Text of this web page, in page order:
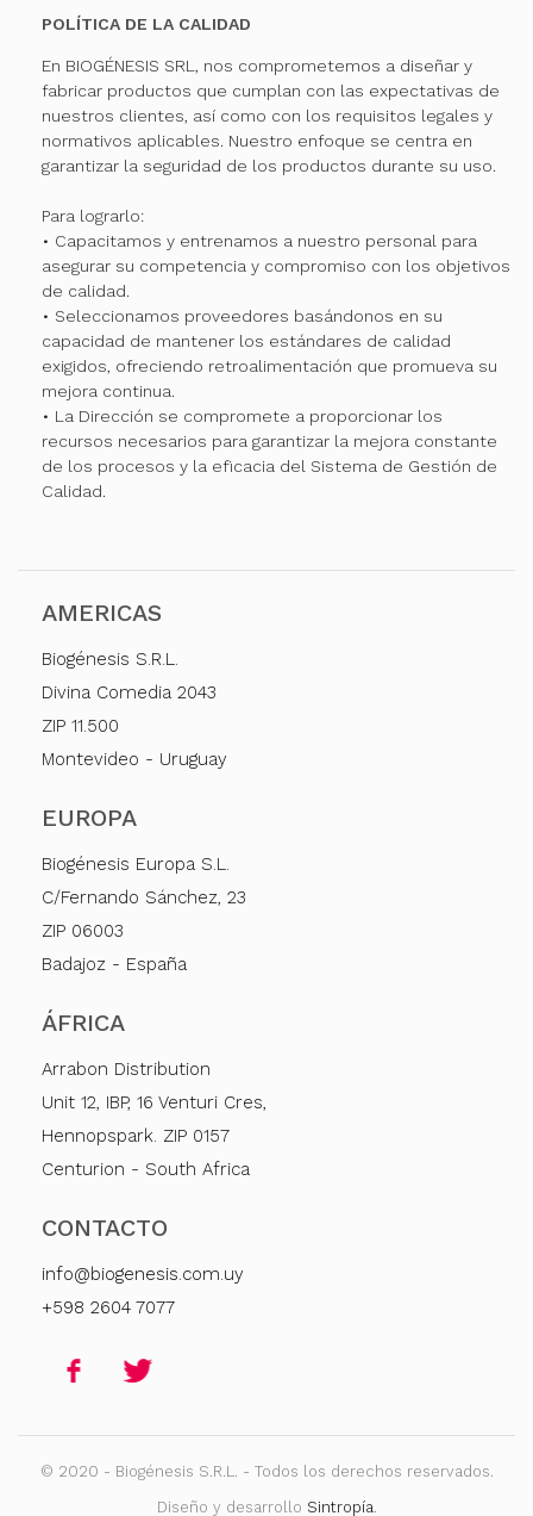
POLÍTICA DE LA CALIDAD
En BIOGÉNESIS SRL, nos comprometemos a diseñar y
fabricar productos que cumplan con las expectativas de
nuestros clientes, así como con los requisitos legales y
normativos aplicables. Nuestro enfoque se centra en
garantizar la seguridad de los productos durante su uso.
Para lograrlo:
• Capacitamos y entrenamos a nuestro personal para
asegurar su competencia y compromiso con los objetivos
de calidad.
• Seleccionamos proveedores basándonos en su
capacidad de mantener los estándares de calidad
exigidos, ofreciendo retroalimentación que promueva su
mejora continua.
• La Dirección se compromete a proporcionar los
recursos necesarios para garantizar la mejora constante
de los procesos y la eficacia del Sistema de Gestión de
Calidad.
AMERICAS
Biogénesis S.R.L.
Divina Comedia 2043
ZIP 11.500
Montevideo - Uruguay
EUROPA
Biogénesis Europa S.L.
C/Fernando Sánchez, 23
ZIP 06003
Badajoz - España
ÁFRICA
Arrabon Distribution
Unit 12, IBP, 16 Venturi Cres,
Hennopspark. ZIP 0157
Centurion - South Africa
CONTACTO
info@biogenesis.com.uy
+598 2604 7077
© 2020 - Biogénesis S.R.L. - Todos los derechos reservados.
Diseño y desarrollo Sintropía